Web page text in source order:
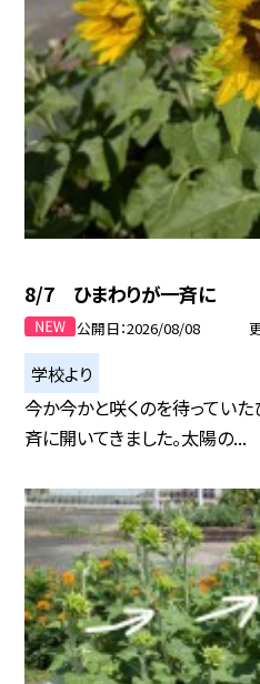
8/7 ひまわりが一斉に
公開日 2026/08/08
学校より
今か今かと咲くのを待ってい
斉に開いてきました。太陽の...